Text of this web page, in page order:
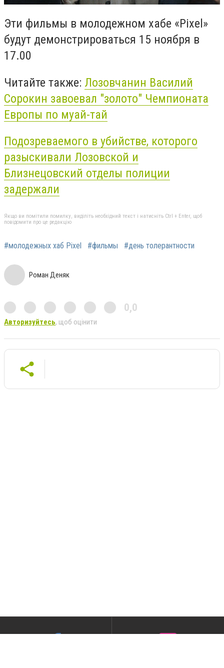
Эти фильмы в молодежном хабе «Pixel »
будут демонстрироваться 15 ноября в
17.00
Читайте также: Лозовчанин Василий
Сорокин завоевал "золото" Чемпионата
Европы по муай-тай
Подозреваемого в убийстве, которого
разыскивали Лозовской и
Близнецовский отделы полиции
задержали
Якщо ви помітили помилку, виділіть необхідний текст і натисніть Ctrl + Enter, щоб
повідомити про це редакцію
#молодежных хаб Pixel #фильмы #день толерантности
Роман Деняк
0,0
Авторизуйтесь, щоб оцінити